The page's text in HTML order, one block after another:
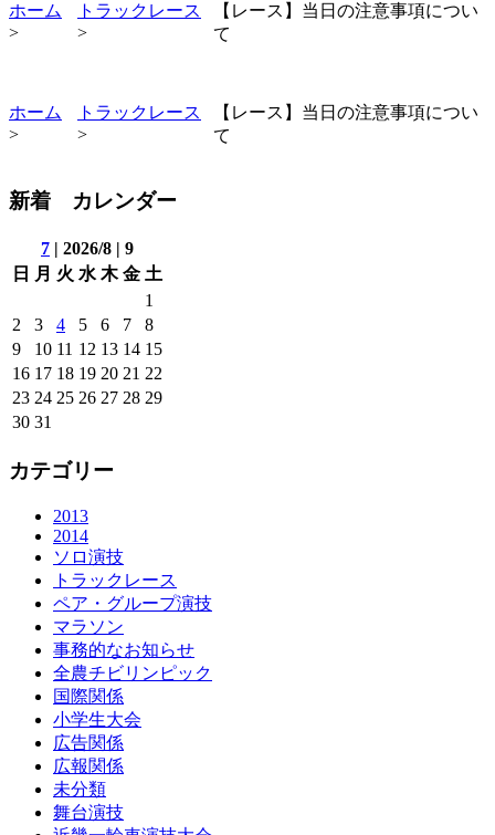
ホーム
>
トラックレース
>
【レース】当日の注意事項につい
て
ホーム
>
トラックレース
>
【レース】当日の注意事項につい
て
新着 カレンダー
7 | 2026/8 | 9
日 月 火 水 木 金 土
1
2
3 4 5 6 7
8
9
10 11 12 13 14 15
16 17 18 19 20 21 22
23 24 25 26 27 28 29
30 31
カテゴリー
2013
2014
ソロ演技
トラックレース
ペア・グループ演技
マラソン
事務的なお知らせ
全農チビリンピック
国際関係
小学生大会
広告関係
広報関係
未分類
舞台演技